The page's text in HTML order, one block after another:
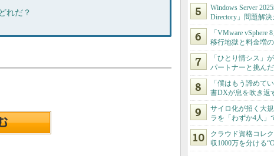
れだ？
Windows Server
Directory」問題解決
「VMware
移行地獄と料金増
「ひとり情シス」
パートナーと挑ん
「僕はもう諦めて
書DXが息を吹き返
サイロ化が招く大
ラを「わずか4人」
クラウド資格コレ
収1000万を分ける